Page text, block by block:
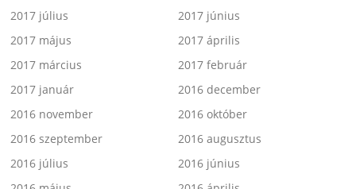
2017 július
2017 június
2017 május
2017 április
2017 március
2017 február
2017 január
2016 december
2016 november
2016 október
2016 szeptember
2016 augusztus
2016 július
2016 június